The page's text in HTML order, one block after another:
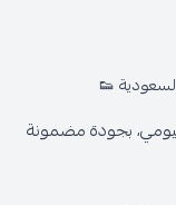
👟
بجودة مضمونة